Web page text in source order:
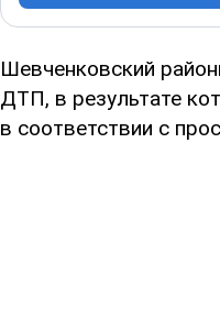
Шевченковский
ДТП, в результате
в соответствии с